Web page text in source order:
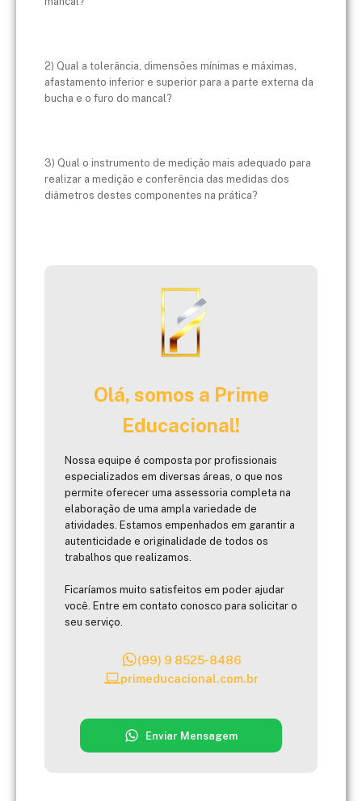
2) Qual a tolerância, dimensões mínimas e máximas,
afastamento inferior e superior para a parte externa da
bucha e o furo do mancal?
3) Qual o instrumento de medição mais adequado para
realizar a medição e conferência das medidas dos
diâmetros destes componentes na prática?
Olá, somos a Prime
Educacional!
Nossa equipe é composta por profissionais
especializados em diversas áreas, o que nos
permite oferecer uma assessoria completa na
elaboração de uma ampla variedade de
atividades. Estamos empenhados em garantir a
autenticidade e originalidade de todos os
trabalhos que realizamos.
Ficaríamos muito satisfeitos em poder ajudar
você. Entre em contato conosco para solicitar o
seu serviço.
(99) 9 8525-8486
primeducacional.com.br
Enviar Mensagem